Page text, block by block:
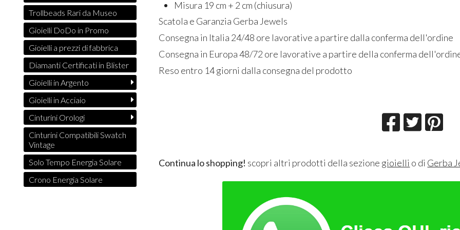
Misura 19 cm + 2 cm (chiusura)
Scatola e Garanzia Gerba Jewels
Consegna in Italia 24/48 ore lavorative a partire dalla conferma dell'ordine
Consegna in Europa 48/72 ore lavorative a partire della conferma
Reso entro 14 giorni dalla consegna del prodotto
Continua lo shopping! scopri altri prodotti della sezione gioielli o di Gerba
Trollbeads Rari da Museo
Gioielli DoDo in Promo
Gioielli a prezzi di fabbrica
Diamanti Certificati in Blister
Gioielli in Argento
Gioielli in Acciaio
Cinturini Orologi
Cinturini Compatibili Swatch
Vintage
Solo Tempo Energia Solare
Crono Energia Solare